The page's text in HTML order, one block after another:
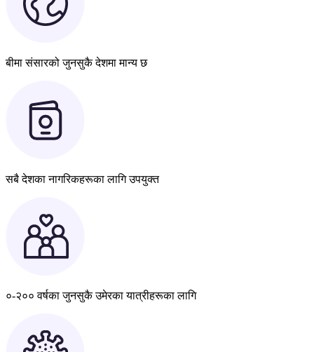
बीमा संसारको जुनसुकै देशमा मान्य छ
सबै देशका नागरिकहरूका लागि उपयुक्त
०-२०० वर्षका जुनसुकै उमेरका यात्रीहरूका लागि